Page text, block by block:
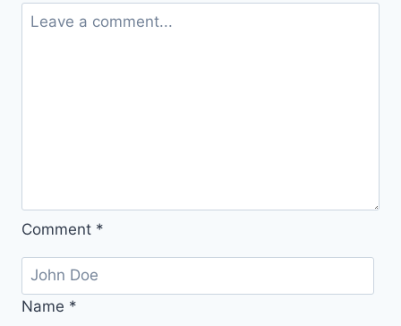
드
Comment *
Name *